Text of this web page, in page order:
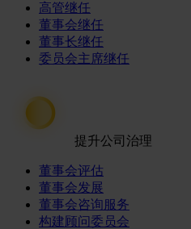
高管继任
董事会继任
董事长继任
委员会主席继任
提升公司治理
董事会评估
董事会发展
董事会咨询服务
构建顾问委员会